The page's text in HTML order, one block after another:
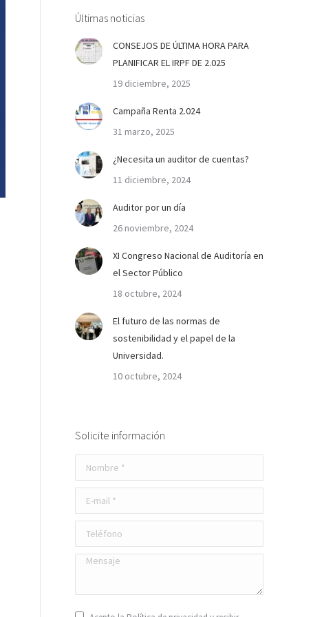
Últimas noticias
CONSEJOS DE ÚLTIMA HORA PARA
PLANIFICAR EL IRPF DE 2.025
19 diciembre, 2025
Campaña Renta 2.024
31 marzo, 2025
¿Necesita un auditor de cuentas?
11 diciembre, 2024
Auditor por un día
26 noviembre, 2024
XI Congreso Nacional de Auditoría en
el Sector Público
18 octubre, 2024
El futuro de las normas de
sostenibilidad y el papel de la
Universidad.
10 octubre, 2024
Solicite información
Nombre *
E-mail *
Teléfono
Mensaje